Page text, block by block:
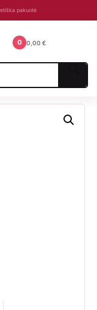
pakuotė
0 0,00 €